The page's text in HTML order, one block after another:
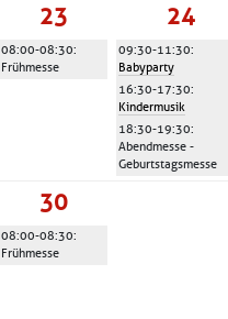
23
08:00-08:30:
Frühmesse
24
09:30-11:30:
Babyparty
16:30-17:30:
Kindermusik
18:30-19:30:
Abendmesse -
Geburtstagsmesse
30
08:00-08:30:
Frühmesse